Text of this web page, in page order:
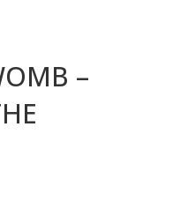
–